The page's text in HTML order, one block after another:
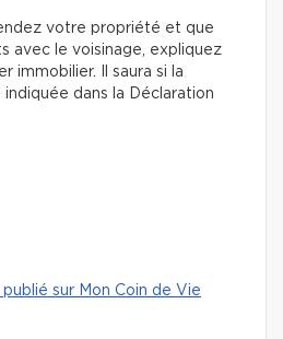
votre propriété et que
avec le voisinage, expliquez
immobilier. Il saura si la
dans la Déclaration
sur Mon Coin de Vie